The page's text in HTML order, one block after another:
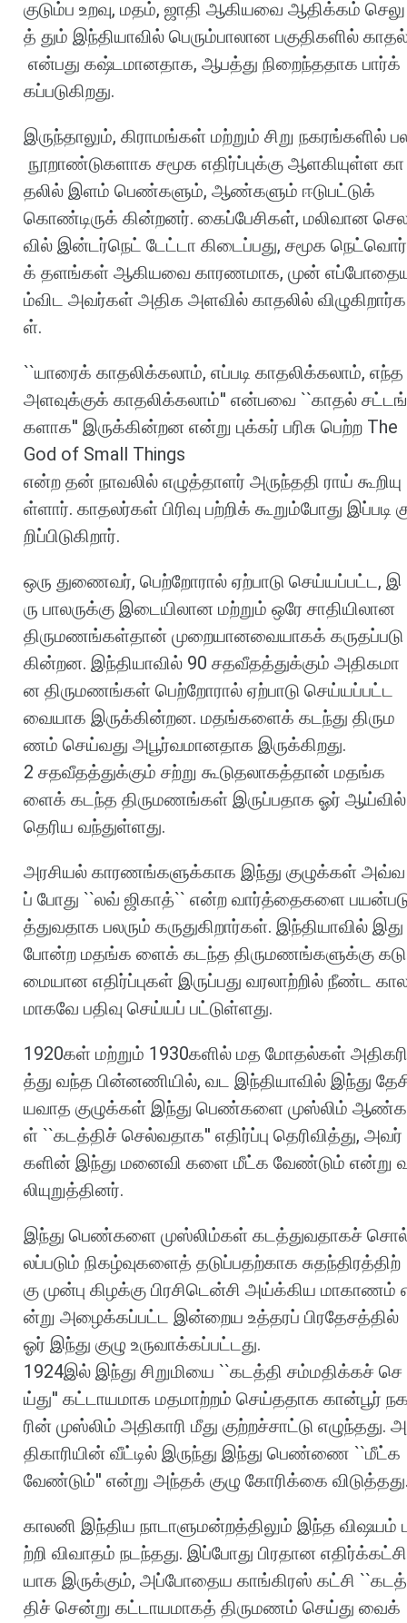
குடும்ப உறவு, மதம், ஜாதி ஆகியவை ஆதிக்கம் செலு
த் தும் இந்தியாவில் பெரும்பாலான பகுதிகளில்
என்பது கஷ்டமானதாக, ஆபத்து நிறைந்ததாக பார்க்
கப்படுகிறது.
இருந்தாலும், கிராமங்கள் மற்றும் சிறு நகரங்களில்
நூறாண்டுகளாக சமூக எதிர்ப்புக்கு ஆளகியுள்ள கா
தலில் இளம் பெண்களும், ஆண்களும் ஈடுபட்டுக்
கொண்டிருக் கின்றனர். கைப்பேசிகள், மலிவான
வில் இன்டர்நெட் டேட்டா கிடைப்பது, சமூக நெட்வொர்
க் தளங்கள் ஆகியவை காரணமாக, முன்
ம்விட அவர்கள் அதிக அளவில் காதலில் விழுகிறார்க
ள்.
``யாரைக் காதலிக்கலாம், எப்படி காதலிக்கலாம், எந்த
அளவுக்குக் காதலிக்கலாம்'' என்பவை ``காதல் சட்டங்
களாக'' இருக்கின்றன என்று புக்கர் பரிசு பெற்ற The
God of Small Things
என்ற தன் நாவலில் எழுத்தாளர் அருந்ததி ராய் கூறியு
ள்ளார். காதலர்கள் பிரிவு பற்றிக் கூறும்போது இப்படி
றிப்பிடுகிறார்.
ஒரு துணைவர், பெற்றோரால் ஏற்பாடு செய்யப்பட்ட, இ
ரு பாலருக்கு இடையிலான மற்றும் ஒரே சாதியிலான
திருமணங்கள்தான் முறையானவையாகக் கருதப்படு
கின்றன. இந்தியாவில் 90 சதவீதத்துக்கும் அதிகமா
ன திருமணங்கள் பெற்றோரால் ஏற்பாடு செய்யப்பட்ட
வையாக இருக்கின்றன. மதங்களைக் கடந்து திரும
ணம் செய்வது அபூர்வமானதாக இருக்கிறது.
2 சதவீதத்துக்கும் சற்று கூடுதலாகத்தான் மதங்க
ளைக் கடந்த திருமணங்கள் இருப்பதாக ஓர் ஆய்வில்
தெரிய வந்துள்ளது.
அரசியல் காரணங்களுக்காக இந்து குழுக்கள் அவ்வ
ப் போது ``லவ் ஜிகாத்`` என்ற வார்த்தைகளை
த்துவதாக பலரும் கருதுகிறார்கள். இந்தியாவில் இது
போன்ற மதங்க ளைக் கடந்த திருமணங்களுக்கு கடு
மையான எதிர்ப்புகள் இருப்பது வரலாற்றில் நீண்ட
மாகவே பதிவு செய்யப் பட்டுள்ளது.
1920கள் மற்றும் 1930களில் மத மோதல்கள் அதிகரி
த்து வந்த பின்னணியில், வட இந்தியாவில் இந்து
யவாத குழுக்கள் இந்து பெண்களை முஸ்லிம் ஆண்க
ள் ``கடத்திச் செல்வதாக'' எதிர்ப்பு தெரிவித்து, அவர்
களின் இந்து மனைவி களை மீட்க வேண்டும் என்று
லியுறுத்தினர்.
இந்து பெண்களை முஸ்லிம்கள் கடத்துவதாகச்
லப்படும் நிகழ்வுகளைத் தடுப்பதற்காக சுதந்திரத்திற்
கு முன்பு கிழக்கு பிரசிடென்சி அய்க்கிய மாகாணம்
ன்று அழைக்கப்பட்ட இன்றைய உத்தரப் பிரதேசத்தில்
ஓர் இந்து குழு உருவாக்கப்பட்டது.
1924இல் இந்து சிறுமியை ``கடத்தி சம்மதிக்கச் செ
ய்து'' கட்டாயமாக மதமாற்றம் செய்ததாக கான்பூர்
ரின் முஸ்லிம் அதிகாரி மீது குற்றச்சாட்டு எழுந்தது. அ
திகாரியின் வீட்டில் இருந்து இந்து பெண்ணை ``மீட்க
வேண்டும்'' என்று அந்தக் குழு கோரிக்கை விடுத்தது
காலனி இந்திய நாடாளுமன்றத்திலும் இந்த விஷயம்
ற்றி விவாதம் நடந்தது. இப்போது பிரதான எதிர்க்கட்சி
யாக இருக்கும், அப்போதைய காங்கிரஸ் கட்சி ``கடத்
திச் சென்று கட்டாயமாகத் திருமணம் செய்து வைக்